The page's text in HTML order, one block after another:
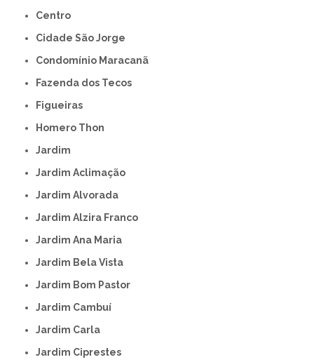
Centro
Cidade São Jorge
Condomínio Maracanã
Fazenda dos Tecos
Figueiras
Homero Thon
Jardim
Jardim Aclimação
Jardim Alvorada
Jardim Alzira Franco
Jardim Ana Maria
Jardim Bela Vista
Jardim Bom Pastor
Jardim Cambuí
Jardim Carla
Jardim Ciprestes